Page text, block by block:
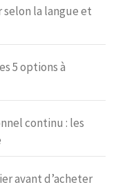
la langue et
5 options à
continu : les
avant d’acheter